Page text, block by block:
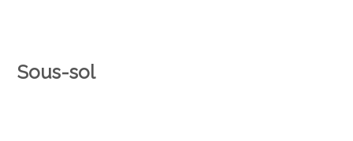
Sous-sol